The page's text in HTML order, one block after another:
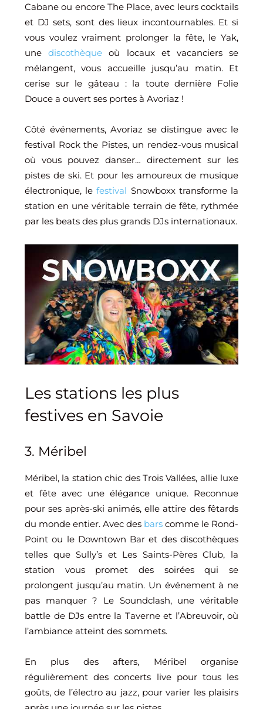
Cabane ou encore The Place, avec leurs cocktails
et DJ sets, sont des lieux incontournables. Et si
vous voulez vraiment prolonger la fête, le Yak,
unediscothèque où locaux et vacanciers se
mélangent, vous accueille jusqu’au matin. Et
cerise sur le gâteau : la toute dernière Folie
Douce a ouvert ses portes à Avoriaz !
Côté événements, Avoriaz se distingue avec le
festival Rock the Pistes, un rendez-vous musical
où vous pouvez danser… directement sur les
pistes de ski. Et pour les amoureux de musique
électronique, lefestival Snowboxx transforme la
station en une véritable terrain de fête, rythmée
par les beats des plus grands DJs internationaux.
Les stations les plus
festives en Savoie
3. Méribel
Méribel, la station chic des Trois Vallées, allie luxe
et fête avec une élégance unique. Reconnue
pour ses après-ski animés, elle attire des fêtards
du monde entier. Avec des bars comme le Rond-
Point ou le Downtown Bar et des discothèques
telles que Sully’s et Les Saints-Pères Club, la
station vous promet des soirées qui se
prolongent jusqu’au matin. Un événement à ne
pas manquer ? Le Soundclash, une véritable
battle de DJs entre la Taverne et l’Abreuvoir, où
l’ambiance atteint des sommets.
En plus des afters, Méribel organise
régulièrement des concerts live pour tous les
goûts, de l’électro au jazz, pour varier les plaisirs